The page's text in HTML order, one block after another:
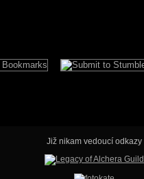
Již nikam vedoucí odkazy